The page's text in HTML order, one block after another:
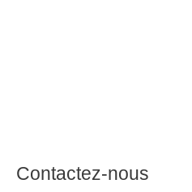
Contactez-nous